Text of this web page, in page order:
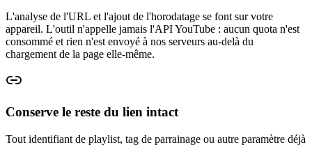
L'analyse de l'URL et l'ajout de l'horodatage se font sur votre
appareil. L'outil n'appelle jamais l'API YouTube : aucun quota n'est
consommé et rien n'est envoyé à nos serveurs au-delà du
chargement de la page elle-même.
Conserve le reste du lien intact
Tout identifiant de playlist, tag de parrainage ou autre paramètre déjà